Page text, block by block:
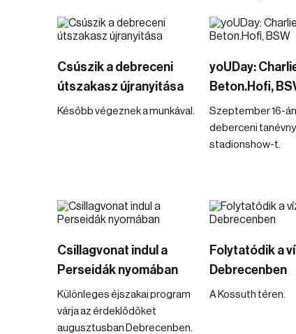
Csúszik a debreceni
útszakasz újranyitása
Később végeznek a munkával.
yoUDay:
Beton.Hofi,
Szeptember 16-
deberceni
stadionshow-t.
Csillagvonat indul a
Perseidák nyomában
Különleges éjszakai program
várja az érdeklődőket
augusztusban Debrecenben.
Folytatódik a
Debrecenben
A Kossuth téren.